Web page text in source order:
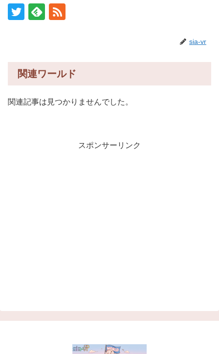
sia-vr
関連ワールド
関連記事は見つかりませんでした。
スポンサーリンク